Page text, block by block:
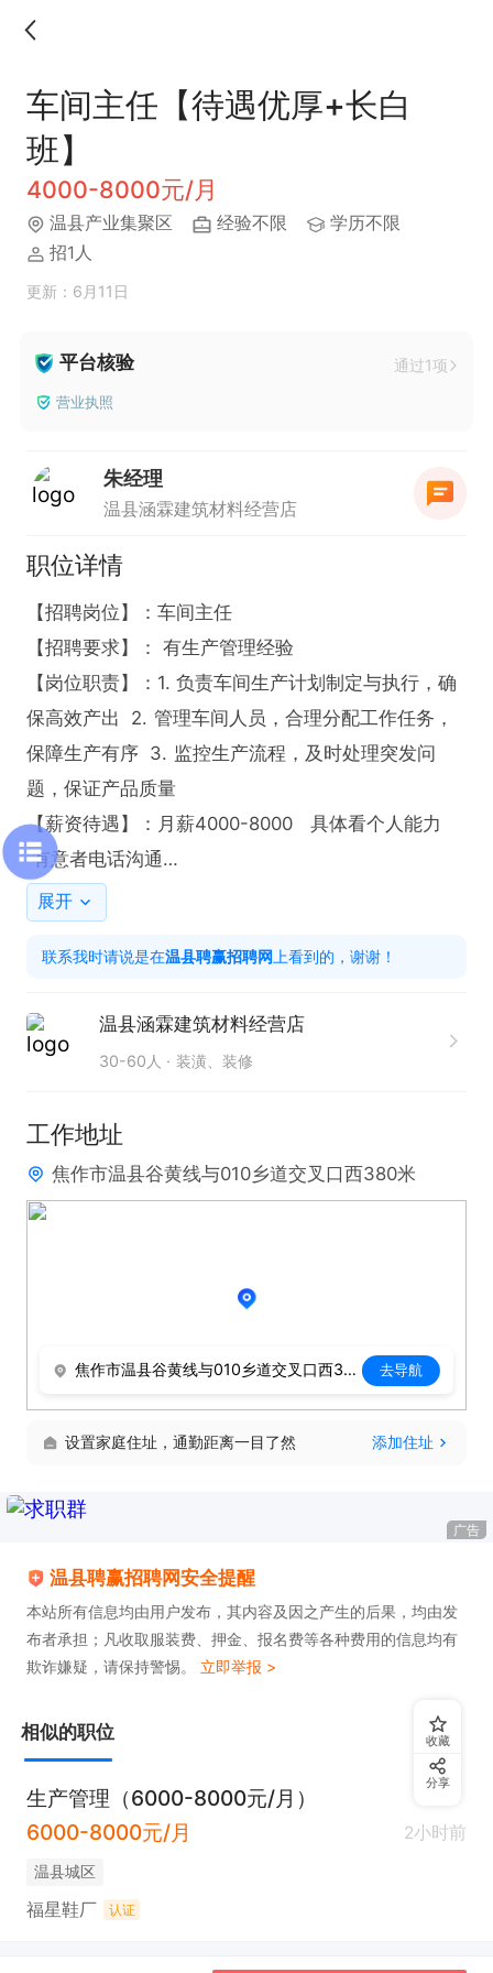
车间主任【待遇优厚+长白
班】
4000-8000元/月
温县产业集聚区 经验不限
学历不限
招1人
更新：6月11日
平台核验 通过1项
营业执照
朱经理
温县涵霖建筑材料经营店
职位详情
【招聘岗位】：车间主任
【招聘要求】： 有生产管理经验
【岗位职责】：1. 负责车间生产计划制定与执行，确
保高效产出  2. 管理车间人员，合理分配工作任务，
保障生产有序  3. 监控生产流程，及时处理突发问
题，保证产品质量
【薪资待遇】：月薪4000-8000   具体看个人能力
有意者电话沟通
【福利待遇】：长白班
  打电话时就说是在温县招聘网上看到的，谢谢！
展开
联系我时请说是在温县聘赢招聘网 上看到的，谢谢！
温县涵霖建筑材料经营店
30-60人 装潢、装修
工作地址
焦作市温县谷黄线与010乡道交叉口西380米
焦作市温县谷黄线与010乡道交叉口西380米 去导航
设置家庭住址，通勤距离一目了然 添加住址
广告
温县聘赢招聘网安全提醒
本站所有信息均由用户发布，其内容及因之产生的后果，均由发
布者承担；凡收取服装费、押金、报名费等各种费用的信息均有
欺诈嫌疑，请保持警惕。 立即举报 >
相似的职位
生产管理（6000-8000元/月）
6000-8000元/月
2小时前
温县城区
福星鞋厂 认证
收藏
分享